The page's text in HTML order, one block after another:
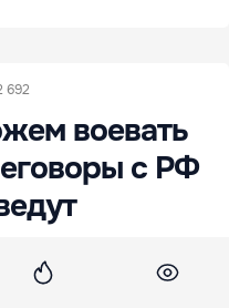
692
воевать
с РФ
Украины
для РБК-